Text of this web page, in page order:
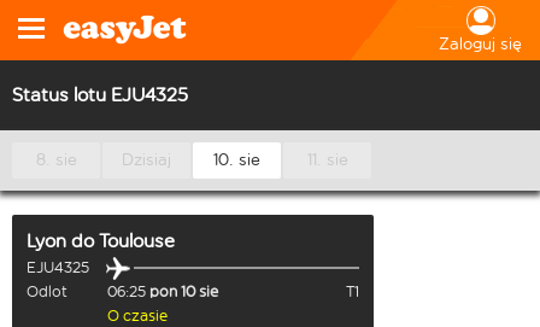
Zaloguj się
Status lotu EJU4325
8. sie Dzisiaj 10. sie 11. sie
Lyon doToulouse
EJU4325
Odlot
06:25 pon 10 sie
T1
O czasie